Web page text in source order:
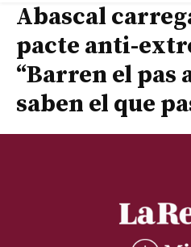
Abascal
pacte anti-
“Barren el pas
saben el que